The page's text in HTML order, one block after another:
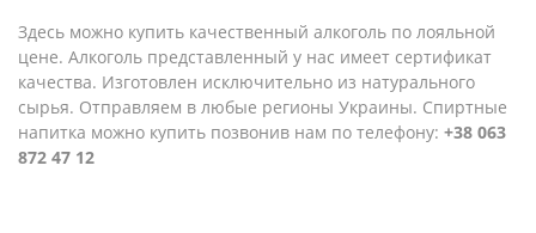
Здесь можно купить качественный алкоголь по лояльной
цене. Алкоголь представленный у нас имеет сертификат
качества. Изготовлен исключительно из натурального
сырья. Отправляем в любые регионы Украины. Спиртные
напитка можно купить позвонив нам по телефону: +38 063
872 47 12